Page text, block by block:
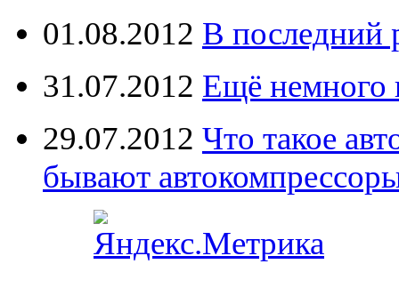
01.08.2012 В последний
31.07.2012 Ещё немного
29.07.2012 Что такое
бывают